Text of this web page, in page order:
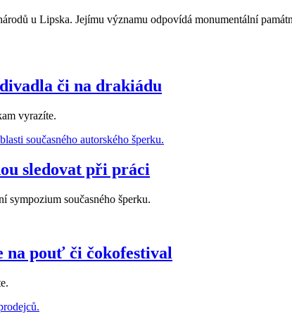
u Lipska. Jejímu významu odpovídá monumentální
či na drakiádu
vyrazíte.
sledovat při práci
současného šperku.
na pouť či čokofestival